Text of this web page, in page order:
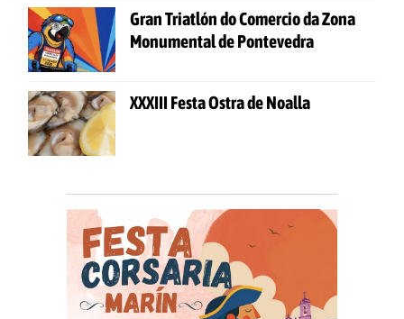
Gran Triatlón do Comercio da Zona
Monumental de Pontevedra
XXXIII Festa Ostra de Noalla